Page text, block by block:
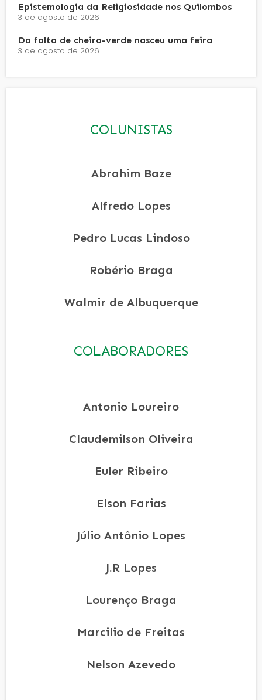
Epistemologia da Religiosidade nos Quilombos
3 de agosto de 2026
Da falta de cheiro-verde nasceu uma feira
3 de agosto de 2026
COLUNISTAS
Abrahim Baze
Alfredo Lopes
Pedro Lucas Lindoso
Robério Braga
Walmir de Albuquerque
COLABORADORES
Antonio Loureiro
Claudemilson Oliveira
Euler Ribeiro
Elson Farias
Júlio Antônio Lopes
J.R Lopes
Lourenço Braga
Marcilio de Freitas
Nelson Azevedo